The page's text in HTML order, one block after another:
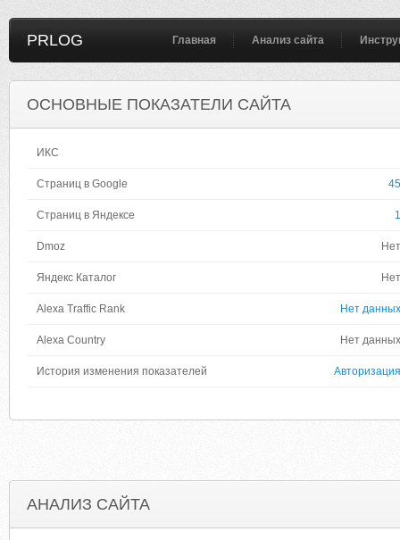
PRLOG Главная Анализ сайта
ОСНОВНЫЕ ПОКАЗАТЕЛИ САЙТА
ИКС
Страниц в Google 45
Страниц в Яндексе 1
Dmoz Нет
Яндекс Каталог Нет
Alexa Traffic Rank Нет данных
Alexa Country Нет данных
История изменения показателей Авторизация
АНАЛИЗ САЙТА